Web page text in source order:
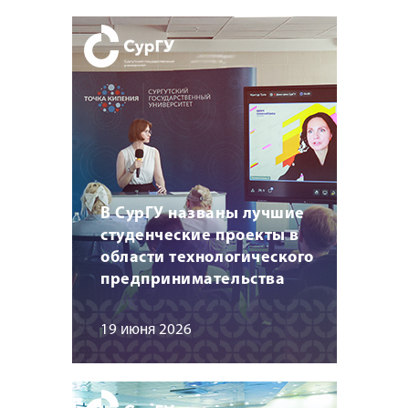
В СурГУ названы лучшие
студенческие проекты в
области технологического
предпринимательства
19 июня 2026